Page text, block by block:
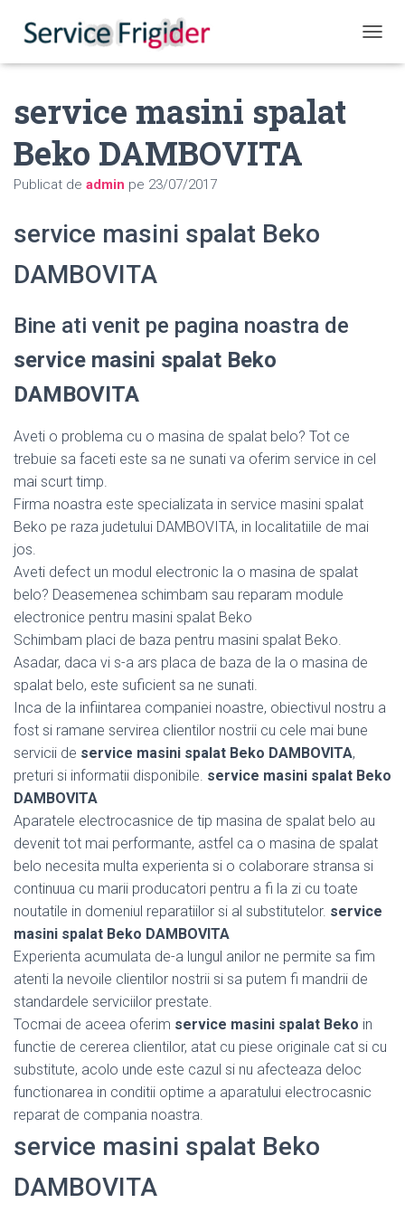
service masini spalat
Beko DAMBOVITA
Publicat de admin pe 23/07/2017
service masini spalat Beko
DAMBOVITA
Bine ati venit pe pagina noastra de
service masini spalat Beko
DAMBOVITA
Aveti o problema cu o masina de spalat belo? Tot ce
trebuie sa faceti este sa ne sunati va oferim service in cel
mai scurt timp.
Firma noastra este specializata in service masini spalat
Beko pe raza judetului DAMBOVITA, in localitatiile de mai
jos.
Aveti defect un modul electronic la o masina de spalat
belo? Deasemenea schimbam sau reparam module
electronice pentru masini spalat Beko
Schimbam placi de baza pentru masini spalat Beko.
Asadar, daca vi s-a ars placa de baza de la o masina de
spalat belo, este suficient sa ne sunati.
Inca de la infiintarea companiei noastre, obiectivul nostru a
fost si ramane servirea clientilor nostrii cu cele mai bune
servicii de service masini spalat Beko DAMBOVITA,
preturi si informatii disponibile. service masini spalat Beko
DAMBOVITA
Aparatele electrocasnice de tip masina de spalat belo au
devenit tot mai performante, astfel ca o masina de spalat
belo necesita multa experienta si o colaborare stransa si
continuua cu marii producatori pentru a fi la zi cu toate
noutatile in domeniul reparatiilor si al substitutelor. service
masini spalat Beko DAMBOVITA
Experienta acumulata de-a lungul anilor ne permite sa fim
atenti la nevoile clientilor nostrii si sa putem fi mandrii de
standardele serviciilor prestate.
Tocmai de aceea oferim service masini spalat Beko in
functie de cererea clientilor, atat cu piese originale cat si cu
substitute, acolo unde este cazul si nu afecteaza deloc
functionarea in conditii optime a aparatului electrocasnic
reparat de compania noastra.
service masini spalat Beko
DAMBOVITA